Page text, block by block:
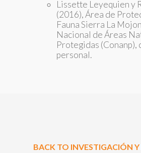
Lissette Leyequien y
(2016), Área de
Fauna Sierra La
Nacional de Áreas
Protegidas (Conanp),
personal.
BACK TO INVESTIGACIÓN